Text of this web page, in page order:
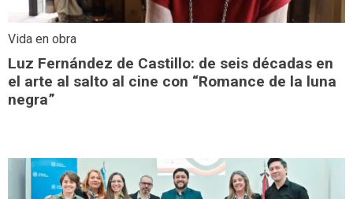
Vida en obra
Luz Fernández de Castillo: de seis décadas en
el arte al salto al cine con “Romance de la luna
negra”